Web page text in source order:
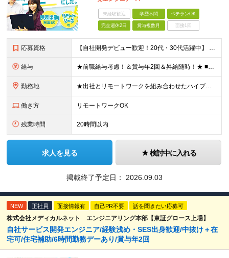
未経験歓迎 学歴不問 ベテランOK
完全週休2日 賞与複数月 面接1回
応募資格 【自社開発デビュー歓迎！20代・30代活躍中】 ★経験浅めの方も大歓迎！ ★保守、運用、テスターの方も歓迎！ ★歯科医療の専門知識は不要！ ■学歴不問 ■ITに関する何らかの経験・知識のある方 ★求
給与 ★前職給与考慮！＆賞与年2回＆昇給随時！★ ■月給29万円～42万円＋賞与年2回＋交通費 ※前職の給与やスキルを考慮し決定します ※固定残業代（月45時間分／7万7,000円～11万1,000円）を
勤務地 ★出社とリモートワークを組み合わせたハイブリッド勤務！ ★幡ヶ谷駅から徒歩1分！ 【本社】 東京都渋谷区幡ヶ谷1-34-14 宝ビル3F ※(変更の範囲)上記を除く当社関連勤務地
働き方 リモートワークOK
残業時間 20時間以内
求人を見る 検討中に入れる
掲載終了予定日： 2026.09.03
NEW 正社員 面接情報有 自己PR不要 話を聞きたい応募可
株式会社メディカルネット エンジニアリング本部【東証グロース上場】
自社サービス開発エンジニア/経験浅め・SES出身歓迎/中抜け＋在
宅可/住宅補助/6時間勤務デーあり/賞与年2回